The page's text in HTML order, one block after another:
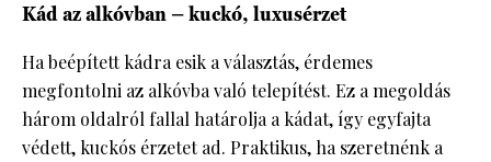
Kád az alkóvban – kuckó, luxusérzet
Ha beépített kádra esik a választás, érdemes
megfontolni az alkóvba való telepítést. Ez a megoldás
három oldalról fallal határolja a kádat, így egyfajta
védett, kuckós érzetet ad. Praktikus, ha szeretnénk a